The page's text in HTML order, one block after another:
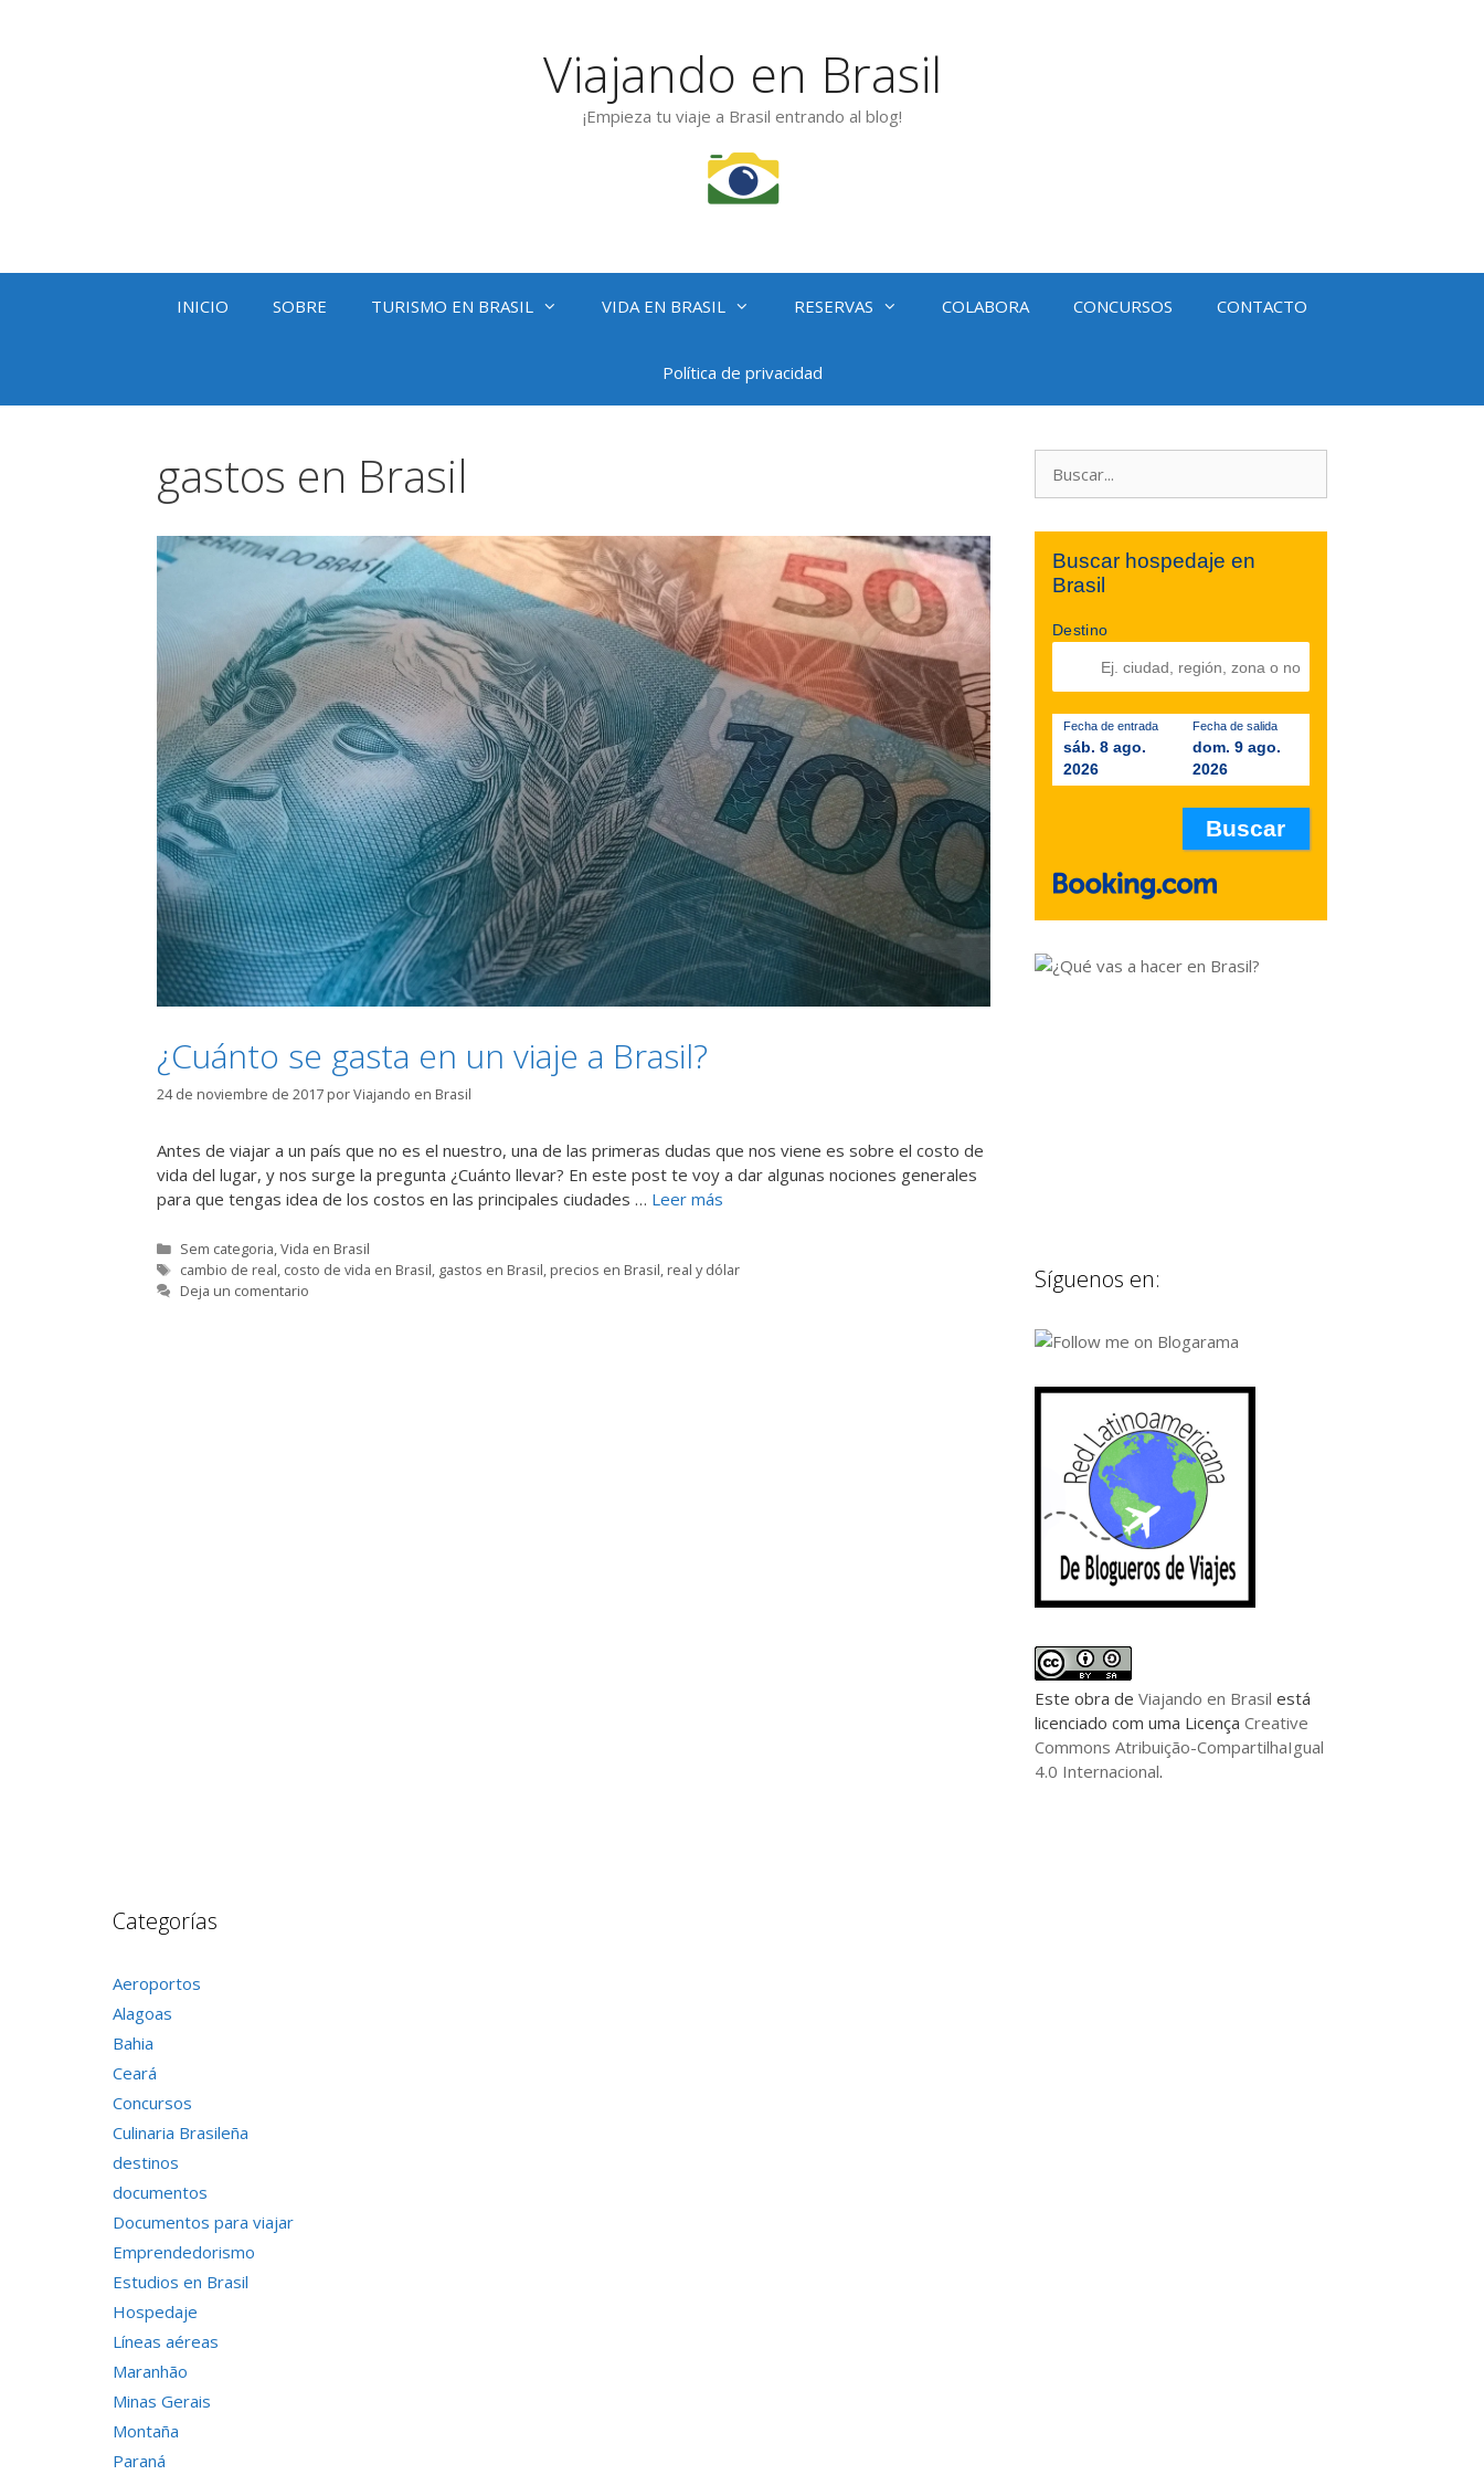
Viajando en Brasil
¡Empieza tu viaje a Brasil entrando al blog!
INICIO SOBRE TURISMO EN BRASIL VIDA EN BRASIL RESERVAS COLABORA CONCURSOS CONTACTO
Política de privacidad
gastos en Brasil
¿Cuánto se gasta en un viaje a Brasil?
24 de noviembre de 2017 porViajando en Brasil
Antes de viajar a un país que no es el nuestro, una de las primeras dudas que nos viene es sobre el costo de
vida del lugar, y nos surge la pregunta ¿Cuánto llevar? En este post te voy a dar algunas nociones generales
para que tengas idea de los costos en las principales ciudades … Leer más
Categorías
Sem categoria,Vida en Brasil
Etiquetas
cambio de real, costo de vida en Brasil, gastos en Brasil, precios en Brasil, real y dólar
Deja un comentario
Buscar hospedaje en
Brasil
Destino
Fecha de entrada
sáb. 8 ago.
2026
Fecha de salida
dom. 9 ago.
2026
Síguenos en:
Este obra de Viajando en Brasil está
licenciado com uma Licença Creative
Commons Atribuição-CompartilhaIgual
4.0 Internacional.
Categorías
Aeroportos
Alagoas
Bahia
Ceará
Concursos
Culinaria Brasileña
destinos
documentos
Documentos para viajar
Emprendedorismo
Estudios en Brasil
Hospedaje
Líneas aéreas
Maranhão
Minas Gerais
Montaña
Paraná